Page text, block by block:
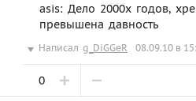
asis: Дело 2000х годов,
превышена давность
Написал g_DiGGeR 08.09.10 в
0